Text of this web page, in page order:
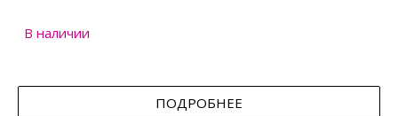
В наличии
ПОДРОБНЕЕ